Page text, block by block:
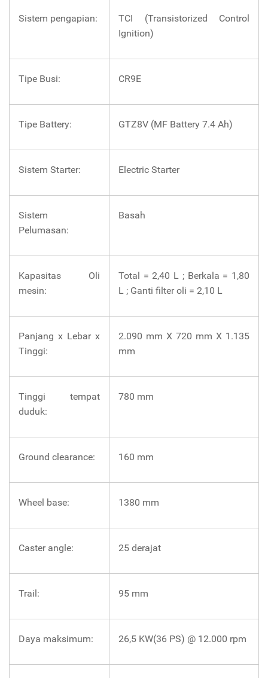
Sistem pengapian:
TCI (Transistorized Control
Ignition)
Tipe Busi: CR9E
Tipe Battery: GTZ8V (MF Battery 7.4 Ah)
Sistem Starter: Electric Starter
Sistem
Pelumasan:
Basah
Kapasitas Oli
mesin:
Total = 2,40 L ; Berkala = 1,80
L ; Ganti filter oli = 2,10 L
Panjang x Lebar x
Tinggi:
2.090 mm X 720 mm X 1.135
mm
Tinggi tempat
duduk:
780 mm
Ground clearance: 160 mm
Wheel base: 1380 mm
Caster angle: 25 derajat
Trail: 95 mm
Daya maksimum: 26,5 KW(36 PS) @ 12.000 rpm